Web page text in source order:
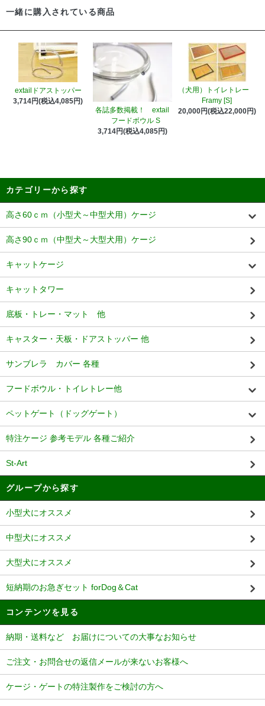
一緒に購入されている商品
extailドアストッパー
3,714円(税込4,085円)
各誌多数掲載！ extail
フードボウル S
3,714円(税込4,085円)
（犬用）トイレトレー
Framy [S]
20,000円(税込22,000円)
カテゴリーから探す
高さ60ｃｍ（小型犬～中型犬用）ケージ
高さ90ｃｍ（中型犬～大型犬用）ケージ
キャットケージ
キャットタワー
底板・トレー・マット 他
キャスター・天板・ドアストッパー 他
サンブレラ カバー 各種
フードボウル・トイレトレー他
ペットゲート（ドッグゲート）
特注ケージ 参考モデル 各種ご紹介
St-Art
グループから探す
小型犬にオススメ
中型犬にオススメ
大型犬にオススメ
短納期のお急ぎセット forDog＆Cat
コンテンツを見る
納期・送料など お届けについての大事なお知らせ
ご注文・お問合せの返信メールが来ないお客様へ
ケージ・ゲートの特注製作をご検討の方へ